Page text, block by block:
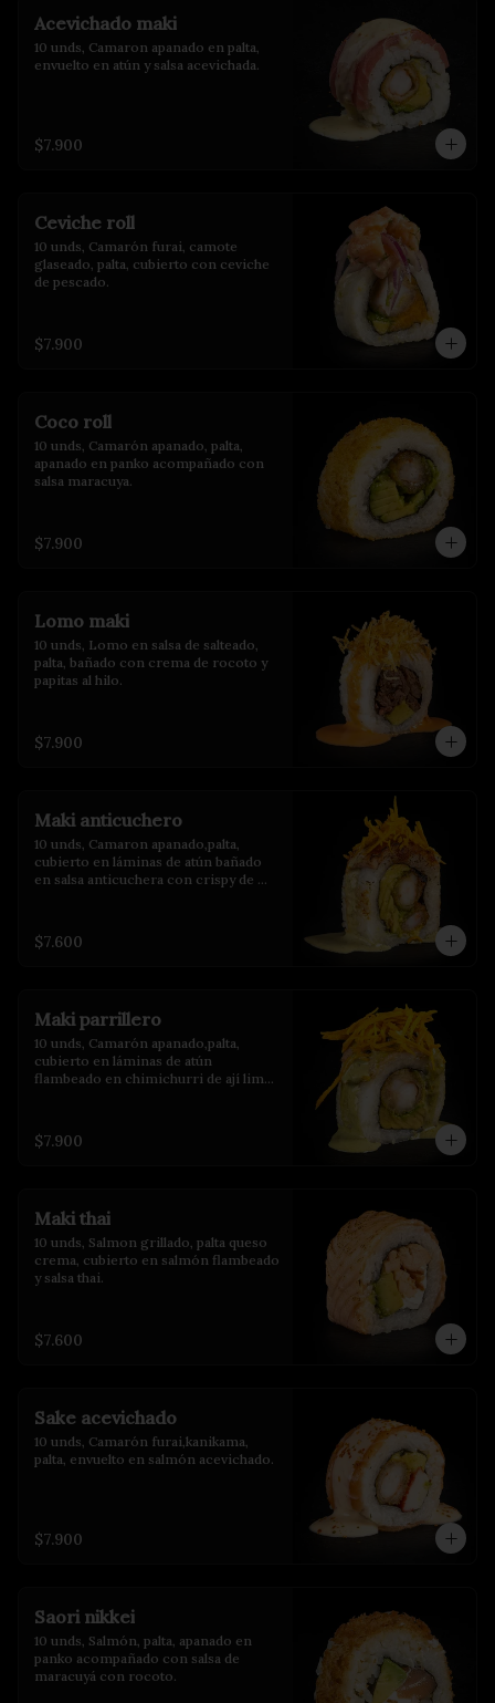
Acevichado maki
10 unds, Camaron apanado en palta,
envuelto en atún y salsa acevichada.
$7.900
Ceviche roll
10 unds, Camarón furai, camote
glaseado, palta, cubierto con ceviche
de pescado.
$7.900
Coco roll
10 unds, Camarón apanado, palta,
apanado en panko acompañado con
salsa maracuya.
$7.900
Lomo maki
10 unds, Lomo en salsa de salteado,
palta, bañado con crema de rocoto y
papitas al hilo.
$7.900
Maki anticuchero
10 unds, Camaron apanado,palta,
cubierto en láminas de atún bañado
en salsa anticuchera con crispy de
$7.600
Maki parrillero
10 unds, Camarón apanado,palta,
cubierto en láminas de atún
flambeado en chimichurri de ají limo
$7.900
Maki thai
10 unds, Salmon grillado, palta queso
crema, cubierto en salmón flambeado
y salsa thai.
$7.600
Sake acevichado
10 unds, Camarón furai,kanikama,
palta, envuelto en salmón acevichado.
$7.900
Saori nikkei
10 unds, Salmón, palta, apanado en
panko acompañado con salsa de
maracuyá con rocoto.